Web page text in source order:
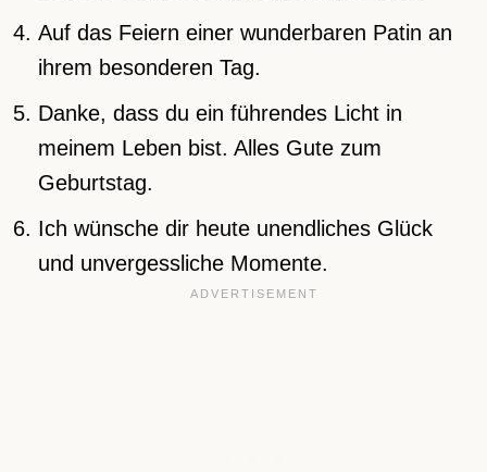
Auf das Feiern einer wunderbaren Patin an
ihrem besonderen Tag.
Danke, dass du ein führendes Licht in
meinem Leben bist. Alles Gute zum
Geburtstag.
Ich wünsche dir heute unendliches Glück
und unvergessliche Momente.